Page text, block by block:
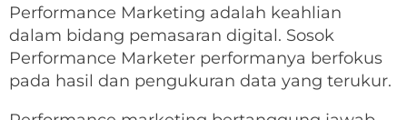
Performance Marketing adalah keahlian
dalam bidang pemasaran digital. Sosok
Performance Marketer performanya berfokus
pada hasil dan pengukuran data yang terukur.